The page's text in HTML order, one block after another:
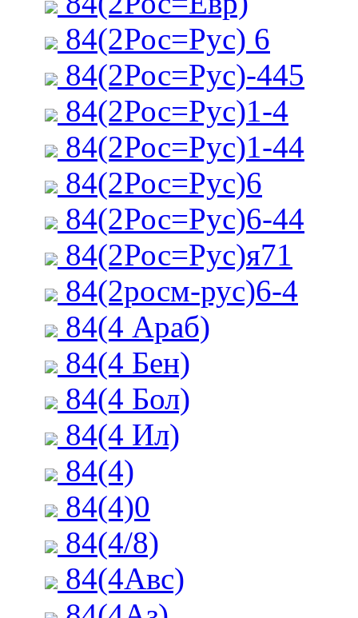
84(2Рос=Рус) 6
84(2Рос=Рус)-445
84(2Рос=Рус)1-4
84(2Рос=Рус)1-44
84(2Рос=Рус)6
84(2Рос=Рус)6-44
84(2Рос=Рус)я71
84(2росм-рус)6-4
84(4 Араб)
84(4 Бен)
84(4 Бол)
84(4 Ил)
84(4)
84(4)0
84(4/8)
84(4Авс)